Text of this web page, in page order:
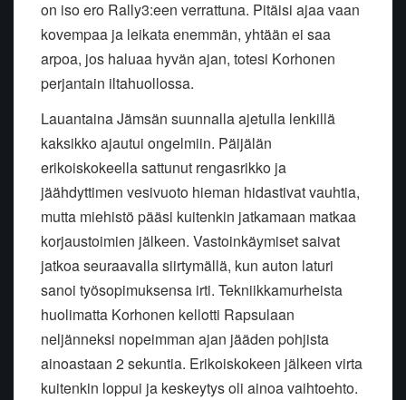
on iso ero Rally3:een verrattuna. Pitäisi ajaa vaan
kovempaa ja leikata enemmän, yhtään ei saa
arpoa, jos haluaa hyvän ajan, totesi Korhonen
perjantain iltahuollossa.
Lauantaina Jämsän suunnalla ajetulla lenkillä
kaksikko ajautui ongelmiin. Päijälän
erikoiskokeella sattunut rengasrikko ja
jäähdyttimen vesivuoto hieman hidastivat vauhtia,
mutta miehistö pääsi kuitenkin jatkamaan matkaa
korjaustoimien jälkeen. Vastoinkäymiset saivat
jatkoa seuraavalla siirtymällä, kun auton laturi
sanoi työsopimuksensa irti. Tekniikkamurheista
huolimatta Korhonen kellotti Rapsulaan
neljänneksi nopeimman ajan jääden pohjista
ainoastaan 2 sekuntia. Erikoiskokeen jälkeen virta
kuitenkin loppui ja keskeytys oli ainoa vaihtoehto.